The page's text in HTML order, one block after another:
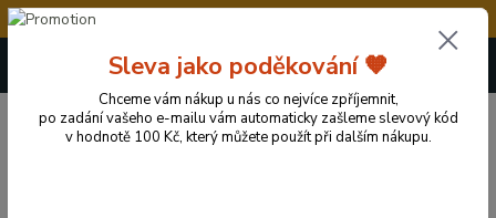
💥Vážení zákazníci, v době od 8.8. - 15.8.2026
+420 724 722 973
(Po-Pá, 09-17 hod.)
0 Kč
Sleva jako poděkování 🧡
Chceme vám nákup u nás co nejvíce zpříjemnit,
po zadání vašeho e-mailu vám automaticky zašleme slevový kód
v hodnotě 100 Kč, který můžete použít při dalším nákupu.